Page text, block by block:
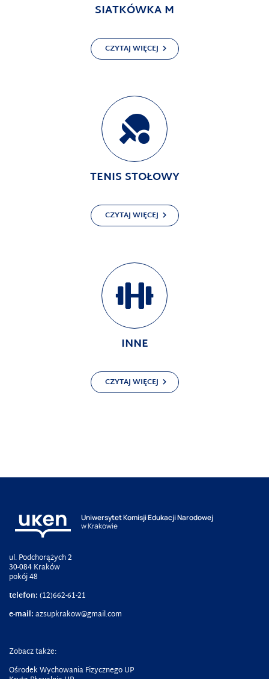
SIATKÓWKA M
CZYTAJ WIĘCEJ
TENIS STOŁOWY
CZYTAJ WIĘCEJ
INNE
CZYTAJ WIĘCEJ
Uniwersytet Komisji Edukacji Narodowej
w Krakowie
ul. Podchorążych 2
30-084 Kraków
pokój 48
telefon:(12)662-61-21
e-mail:azsupkrakow@gmail.com
Zobacz także:
Ośrodek Wychowania Fizycznego UP